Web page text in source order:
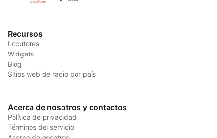
Recursos
Locutores
Widgets
Blog
Sitios web de radio por país
Acerca de nosotros y contactos
Política de privacidad
Términos del servicio